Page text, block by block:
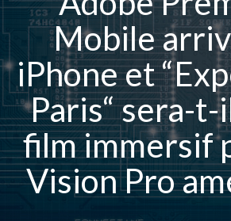
Mobile
iPhone et
Paris“ sera-
film immersif
Vision Pro